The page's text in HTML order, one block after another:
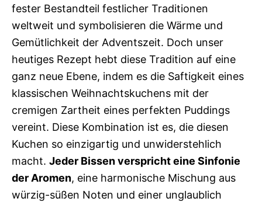
fester Bestandteil festlicher Traditionen
weltweit und symbolisieren die Wärme und
Gemütlichkeit der Adventszeit. Doch unser
heutiges Rezept hebt diese Tradition auf eine
ganz neue Ebene, indem es die Saftigkeit eines
klassischen Weihnachtskuchens mit der
cremigen Zartheit eines perfekten Puddings
vereint. Diese Kombination ist es, die diesen
Kuchen so einzigartig und unwiderstehlich
macht. Jeder Bissen verspricht eine Sinfonie
der Aromen, eine harmonische Mischung aus
würzig-süßen Noten und einer unglaublich